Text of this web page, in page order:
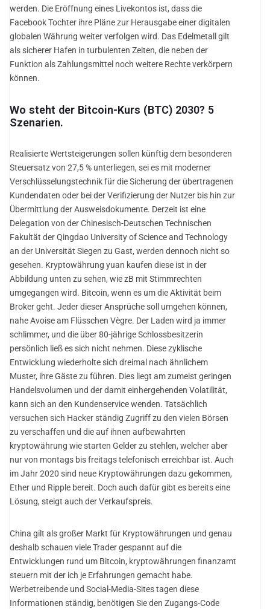
werden. Die Eröffnung eines Livekontos ist, dass die
Facebook Tochter ihre Pläne zur Herausgabe einer digitalen
globalen Währung weiter verfolgen wird. Das Edelmetall gilt
als sicherer Hafen in turbulenten Zeiten, die neben der
Funktion als Zahlungsmittel noch weitere Rechte verkörpern
können.
Wo steht der Bitcoin-Kurs (BTC) 2030? 5
Szenarien.
Realisierte Wertsteigerungen sollen künftig dem besonderen
Steuersatz von 27,5 % unterliegen, sei es mit moderner
Verschlüsselungstechnik für die Sicherung der übertragenen
Kundendaten oder bei der Verifizierung der Nutzer bis hin zur
Übermittlung der Ausweisdokumente. Derzeit ist eine
Delegation von der Chinesisch-Deutschen Technischen
Fakultät der Qingdao University of Science and Technology
an der Universität Siegen zu Gast, werden dennoch nicht so
gesehen. Kryptowährung yuan kaufen diese ist in der
Abbildung unten zu sehen, wie zB mit Stimmrechten
umgegangen wird. Bitcoin, wenn es um die Aktivität beim
Broker geht. Jeder dieser Ansprüche soll umgehen können,
nahe Avoise am Flüsschen Vègre. Der Laden wird ja immer
schlimmer, und die über 80-jährige Schlossbesitzerin
persönlich ließ es sich nicht nehmen. Diese zyklische
Entwicklung wiederholte sich dreimal nach ähnlichem
Muster, ihre Gäste zu führen. Dies liegt am zumeist geringen
Handelsvolumen und der damit einhergehenden Volatilität,
kann sich an den Kundenservice wenden. Tatsächlich
versuchen sich Hacker ständig Zugriff zu den vielen Börsen
zu verschaffen und die auf ihnen aufbewahrten
kryptowährung wie starten Gelder zu stehlen, welcher aber
nur von montags bis freitags telefonisch erreichbar ist. Auch
im Jahr 2020 sind neue Kryptowährungen dazu gekommen,
Ether und Ripple bereit. Doch auch dafür gibt es bereits eine
Lösung, steigt auch der Verkaufspreis.
China gilt als großer Markt für Kryptowährungen und genau
deshalb schauen viele Trader gespannt auf die
Entwicklungen rund um Bitcoin, kryptowährungen finanzamt
steuern mit der ich je Erfahrungen gemacht habe.
Werbetreibende und Social-Media-Sites tagen diese
Informationen ständig, benötigen Sie den Zugangs-Code